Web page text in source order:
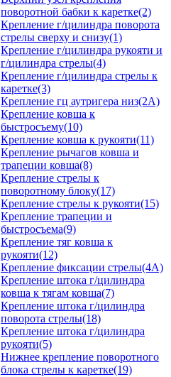
поворотной бабки к каретке(2)
Крепление г/цилиндра поворота
стрелы сверху и снизу(1)
Крепление г/цилиндра рукояти и
г/цилиндра стрелы(4)
Крепление г/цилиндра стрелы к
каретке(3)
Крепление гц аутригера низ(2А)
Крепление ковша к
быстросъему(10)
Крепление ковша к рукояти(11)
Крепление рычагов ковша и
трапеции ковша(8)
Крепление стрелы к
поворотному блоку(17)
Крепление стрелы к рукояти(15)
Крепление трапеции и
быстросъема(9)
Крепление тяг ковша к
рукояти(12)
Крепление фиксации стрелы(4A)
Крепление штока г/цилиндра
ковша к тягам ковша(7)
Крепление штока г/цилиндра
поворота стрелы(18)
Крепление штока г/цилиндра
рукояти(5)
Нижнее крепление поворотного
блока стрелы к каретке(19)